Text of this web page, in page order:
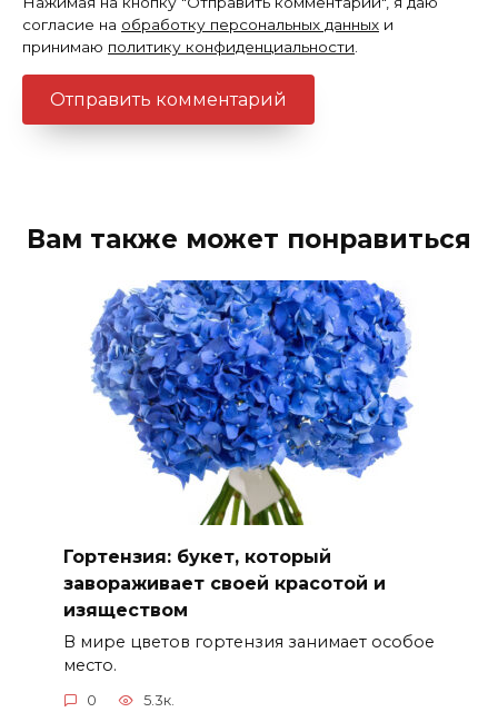
согласие на обработку персональных данных и
принимаю политику конфиденциальности
Вам также может понравиться
Гортензия: букет, который
завораживает своей красотой и
изяществом
В мире цветов гортензия занимает особое
место.
0 5.3к.